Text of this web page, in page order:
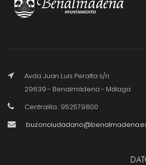
Avda. Juan Luis Peralta s/n
29639 - Benalmádena - Málaga
Centralita : 952579800